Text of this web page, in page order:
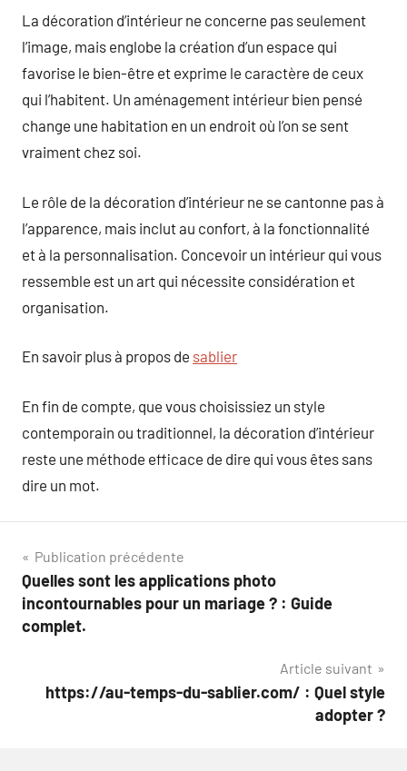
La décoration d’intérieur ne concerne pas seulement
l’image, mais englobe la création d’un espace qui
favorise le bien-être et exprime le caractère de ceux
qui l’habitent. Un aménagement intérieur bien pensé
change une habitation en un endroit où l’on se sent
vraiment chez soi.
Le rôle de la décoration d’intérieur ne se cantonne pas à
l’apparence, mais inclut au confort, à la fonctionnalité
et à la personnalisation. Concevoir un intérieur qui vous
ressemble est un art qui nécessite considération et
organisation.
En savoir plus à propos de sablier
En fin de compte, que vous choisissiez un style
contemporain ou traditionnel, la décoration d’intérieur
reste une méthode efficace de dire qui vous êtes sans
dire un mot.
Navigation
de
l’article
Publication précédente
Quelles sont les applications photo
incontournables pour un mariage ? : Guide
complet.
Article suivant
https://au-temps-du-sablier.com/ : Quel style
adopter ?